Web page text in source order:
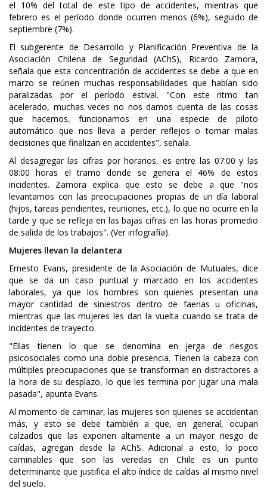
el 10% del total de este tipo de accidentes, mientras que
febrero es el período donde ocurren menos (6%), seguido de
septiembre (7%).
El subgerente de Desarrollo y Planificación Preventiva de la
Asociación Chilena de Seguridad (AChS), Ricardo Zamora,
señala que esta concentración de accidentes se debe a que en
marzo se reúnen muchas responsabilidades que habían sido
paralizadas por el período estival. "Con este ritmo tan
acelerado, muchas veces no nos damos cuenta de las cosas
que hacemos, funcionamos en una especie de piloto
automático que nos lleva a perder reflejos o tomar malas
decisiones que finalizan en accidentes", señala.
Al desagregar las cifras por horarios, es entre las 07:00 y las
08:00 horas el tramo donde se genera el 46% de estos
incidentes. Zamora explica que esto se debe a que "nos
levantamos con las preocupaciones propias de un día laboral
(hijos, tareas pendientes, reuniones, etc.), lo que no ocurre en la
tarde y que se refleja en las bajas cifras en las horas promedio
de salida de los trabajos". (Ver infografía).
Mujeres llevan la delantera
Ernesto Evans, presidente de la Asociación de Mutuales, dice
que se da un caso puntual y marcado en los accidentes
laborales, ya que los hombres son quienes presentan una
mayor cantidad de siniestros dentro de faenas u oficinas,
mientras que las mujeres les dan la vuelta cuando se trata de
incidentes de trayecto.
"Ellas tienen lo que se denomina en jerga de riesgos
psicosociales como una doble presencia. Tienen la cabeza con
múltiples preocupaciones que se transforman en distractores a
la hora de su desplazo, lo que les termina por jugar una mala
pasada", apunta Evans.
Al momento de caminar, las mujeres son quienes se accidentan
más, y esto se debe también a que, en general, ocupan
calzados que las exponen altamente a un mayor riesgo de
caídas, agregan desde la AChS. Adicional a esto, lo poco
caminables que son las veredas en Chile es un punto
determinante que justifica el alto índice de caídas al mismo nivel
del suelo.